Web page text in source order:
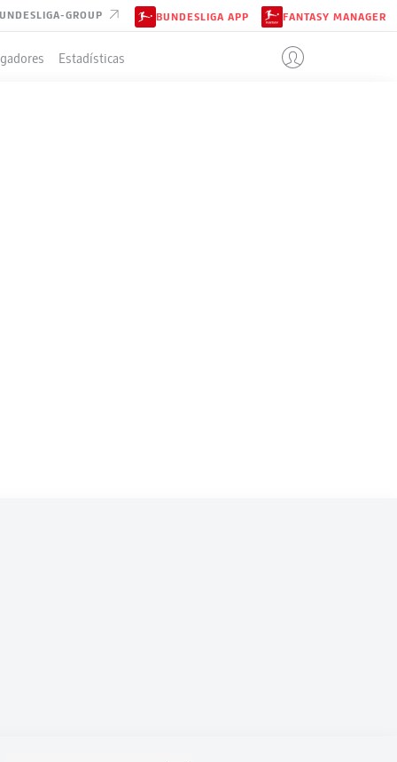
GROUP BUNDESLIGA APP FANTASY MANAGER
Estadísticas